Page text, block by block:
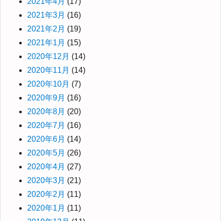
2021年3月 (16)
2021年2月 (19)
2021年1月 (15)
2020年12月 (14)
2020年11月 (14)
2020年10月 (7)
2020年9月 (16)
2020年8月 (20)
2020年7月 (16)
2020年6月 (14)
2020年5月 (26)
2020年4月 (27)
2020年3月 (21)
2020年2月 (11)
2020年1月 (11)